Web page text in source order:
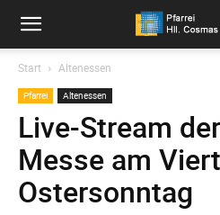
Pfarrei
Hll.
Cosmas
Start Altenessen
Pfarrei Altenessen
Live-Stream
Messe am
Ostersonntag